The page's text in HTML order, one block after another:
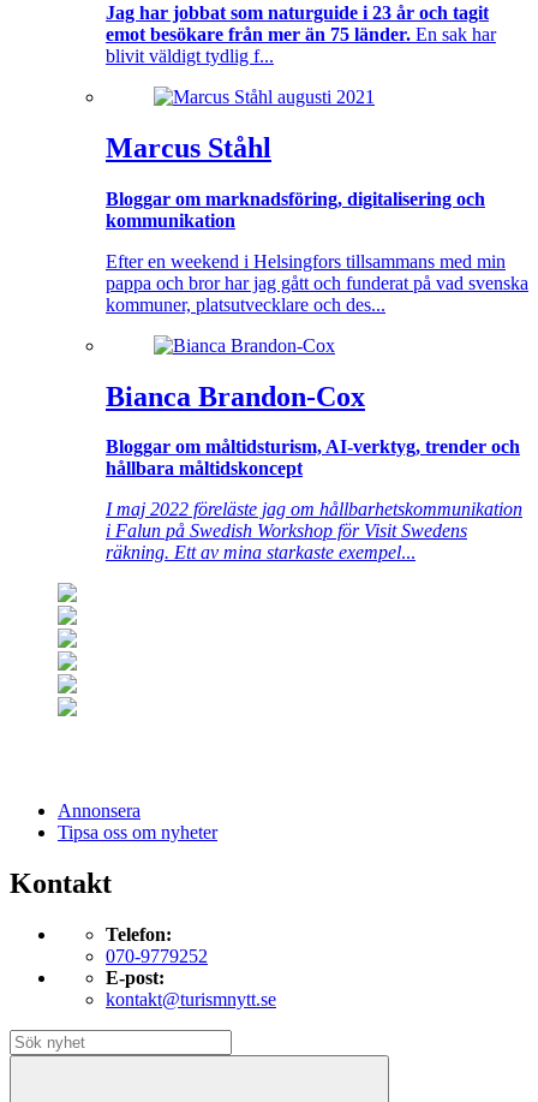
Jag har jobbat som naturguide i 23 år och tagit
emot besökare från mer än 75 länder. En sak har
blivit väldigt tydlig f...
Marcus Ståhl
Bloggar om marknadsföring, digitalisering och
kommunikation
Efter en weekend i Helsingfors tillsammans med min
pappa och bror har jag gått och funderat på vad svenska
kommuner, platsutvecklare och des...
Bianca Brandon-Cox
Bloggar om måltidsturism, AI-verktyg, trender och
hållbara måltidskoncept
I maj 2022 föreläste jag om hållbarhetskommunikation
i Falun på Swedish Workshop för Visit Swedens
räkning. Ett av mina starkaste exempel...
Annonsera
Tipsa oss om nyheter
Kontakt
Telefon:
070-9779252
E-post:
kontakt@turismnytt.se